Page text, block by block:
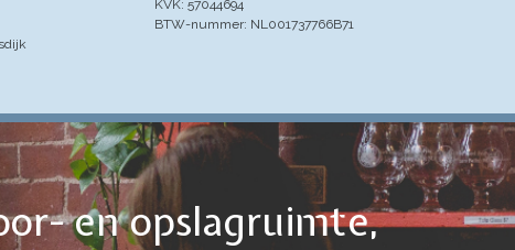
KVK: 57044694
BTW-nummer: NL001737766B71
en opslagruimte,